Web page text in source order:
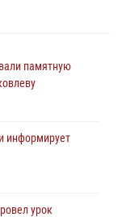
памятную
информирует
урок